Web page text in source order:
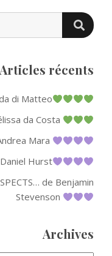
Articles récents
di Matteo
da Costa
Mara
Daniel Hurst
de Benjamin
Stevenson
Archives